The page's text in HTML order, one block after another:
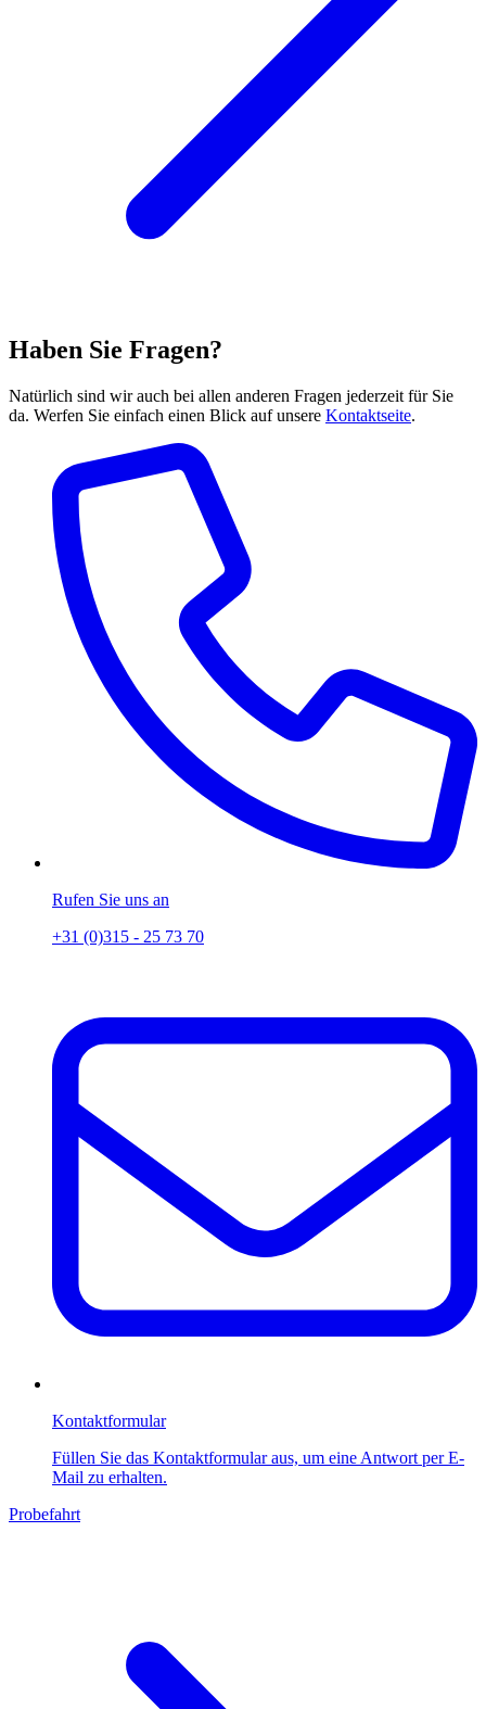
Haben Sie Fragen?
Natürlich sind wir auch bei allen anderen Fragen jederzeit für Sie
da. Werfen Sie einfach einen Blick auf unsere Kontaktseite.
Rufen Sie uns an
+31 (0)315 - 25 73 70
Kontaktformular
Füllen Sie das Kontaktformular aus, um eine Antwort per E-
Mail zu erhalten.
Probefahrt